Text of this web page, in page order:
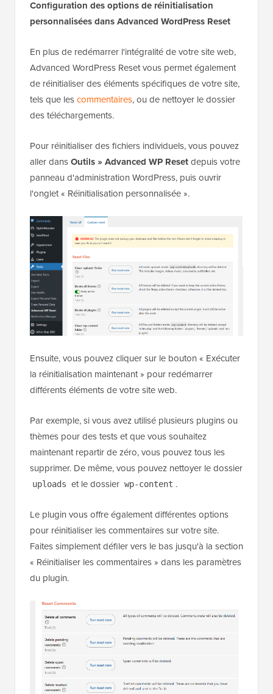
Configuration des options de réinitialisation
personnalisées dans Advanced WordPress Reset
En plus de redémarrer l'intégralité de votre site web,
Advanced WordPress Reset vous permet également
de réinitialiser des éléments spécifiques de votre site,
tels que lescommentaires, ou de nettoyer le dossier
des téléchargements.
Pour réinitialiser des fichiers individuels, vous pouvez
aller dansOutils » Advanced WP Resetdepuis votre
panneau d'administration WordPress, puis ouvrir
l'onglet « Réinitialisation personnalisée ».
Ensuite, vous pouvez cliquer sur le bouton « Exécuter
la réinitialisation maintenant » pour redémarrer
différents éléments de votre site web.
Par exemple, si vous avez utilisé plusieurs plugins ou
thèmes pour des tests et que vous souhaitez
maintenant repartir de zéro, vous pouvez tous les
supprimer. De même, vous pouvez nettoyer le dossier
uploads et le dossier wp-content .
Le plugin vous offre également différentes options
pour réinitialiser les commentaires sur votre site.
Faites simplement défiler vers le bas jusqu'à la section
« Réinitialiser les commentaires » dans les paramètres
du plugin.